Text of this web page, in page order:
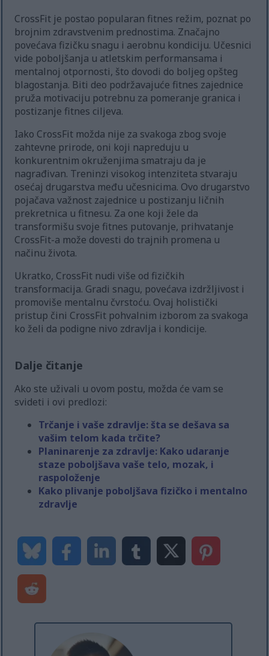
CrossFit je postao popularan fitnes režim, poznat po
brojnim zdravstvenim prednostima. Značajno
povećava fizičku snagu i aerobnu kondiciju. Učesnici
vide poboljšanja u atletskim performansama i
mentalnoj otpornosti, što dovodi do boljeg opšteg
blagostanja. Biti deo podržavajuće fitnes zajednice
pruža motivaciju potrebnu za pomeranje granica i
postizanje fitnes ciljeva.
Iako CrossFit možda nije za svakoga zbog svoje
zahtevne prirode, oni koji napreduju u
konkurentnim okruženjima smatraju da je
nagrađivan. Treninzi visokog intenziteta stvaraju
osećaj drugarstva među učesnicima. Ovo drugarstvo
pojačava važnost zajednice u postizanju ličnih
prekretnica u fitnesu. Za one koji žele da
transformišu svoje fitnes putovanje, prihvatanje
CrossFit-a može dovesti do trajnih promena u
načinu života.
Ukratko, CrossFit nudi više od fizičkih
transformacija. Gradi snagu, povećava izdržljivost i
promoviše mentalnu čvrstoću. Ovaj holistički
pristup čini CrossFit pohvalnim izborom za svakoga
ko želi da podigne nivo zdravlja i kondicije.
Dalje čitanje
Ako ste uživali u ovom postu, možda će vam se
svideti i ovi predlozi:
Trčanje i vaše zdravlje: šta se dešava sa
vašim telom kada trčite?
Planinarenje za zdravlje: Kako udaranje
staze poboljšava vaše telo, mozak, i
raspoloženje
Kako plivanje poboljšava fizičko i mentalno
zdravlje